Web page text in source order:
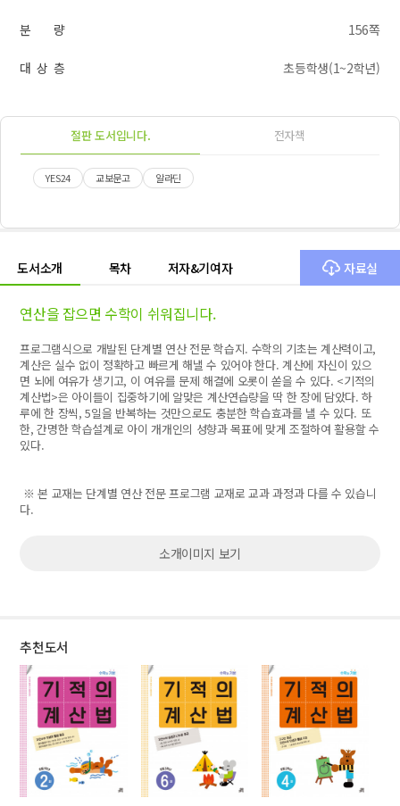
분 량 156쪽
대 상 층 초등학생(1~2학년)
절판 도서입니다. 전자책
YES24 교보문고 알라딘
도서소개 목차 저자&기여자 자료실
연산을 잡으면 수학이 쉬워집니다.
프로그램식으로 개발된 단계별 연산 전문 학습지. 수학의 기초는 계산력이고,
계산은 실수 없이 정확하고 빠르게 해낼 수 있어야 한다. 계산에 자신이 있으
면 뇌에 여유가 생기고, 이 여유를 문제 해결에 오롯이 쏟을 수 있다. <기적의
계산법>은 아이들이 집중하기에 알맞은 계산연습량을 딱 한 장에 담았다. 하
루에 한 장씩, 5일을 반복하는 것만으로도 충분한 학습효과를 낼 수 있다. 또
한, 간명한 학습설계로 아이 개개인의 성향과 목표에 맞게 조절하여 활용할 수
있다.
※ 본 교재는 단계별 연산 전문 프로그램 교재로 교과 과정과 다를 수 있습니
다.
소개이미지 보기
추천도서